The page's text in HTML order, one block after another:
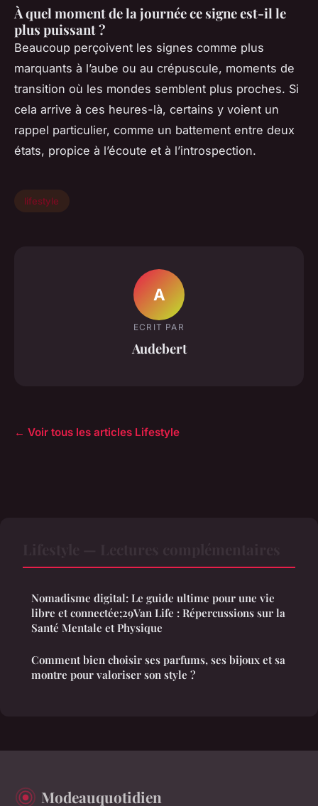
À quel moment de la journée ce signe est-il le
plus puissant ?
Beaucoup perçoivent les signes comme plus
marquants à l’aube ou au crépuscule, moments de
transition où les mondes semblent plus proches. Si
cela arrive à ces heures-là, certains y voient un
rappel particulier, comme un battement entre deux
états, propice à l’écoute et à l’introspection.
lifestyle
A
ECRIT PAR
Audebert
← Voir tous les articles Lifestyle
Nomadisme digital: Le guide ultime pour une vie
libre et connectée;29Van Life : Répercussions sur la
Santé Mentale et Physique
Comment bien choisir ses parfums, ses bijoux et sa
montre pour valoriser son style ?
Modeauquotidien